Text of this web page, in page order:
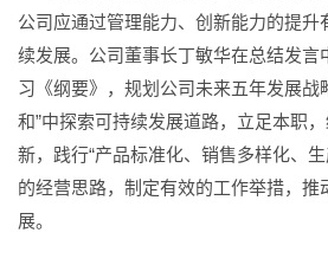
公司应通过管理能力、创新能力的提升
续发展。公司董事长丁敏华在总结发言
习《纲要》，规划公司未来五年发展战
和”中探索可持续发展道路，立足本职
新，践行“产品标准化、销售多样化、
的经营思路，制定有效的工作举措，推
展。